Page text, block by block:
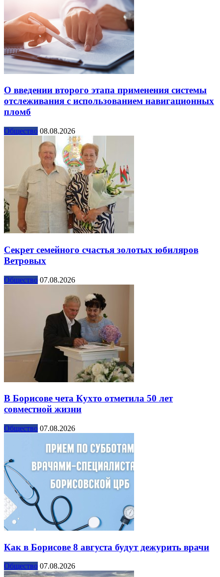
О введении второго этапа применения системы
отслеживания с использованием навигационных
пломб
Общество 08.08.2026
Секрет семейного счастья золотых юбиляров
Ветровых
Общество 07.08.2026
В Борисове чета Кухто отметила 50 лет
совместной жизни
Общество 07.08.2026
Как в Борисове 8 августа будут дежурить врачи
Общество 07.08.2026